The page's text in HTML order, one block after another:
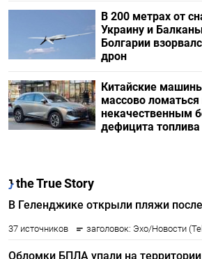
В 200 метрах от
Украину и
Болгарии
дрон
Китайские
массово ломаться
некачественным
дефицита топлива